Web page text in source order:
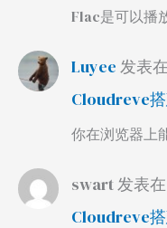
Flac是可以播
Luyee 发表在
Cloudreve
你在浏览器上
swart发表在
Cloudreve